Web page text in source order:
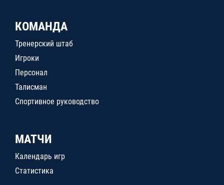
КОМАНДА
Тренерский штаб
Игроки
Персонал
Талисман
Спортивное руководство
МАТЧИ
Календарь игр
Статистика